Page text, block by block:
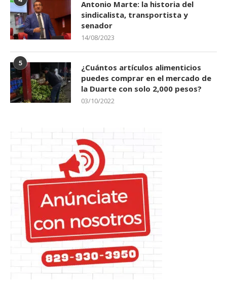
Antonio Marte: la historia del
sindicalista, transportista y
senador
14/08/2023
5
¿Cuántos artículos alimenticios
puedes comprar en el mercado de
la Duarte con solo 2,000 pesos?
03/10/2022